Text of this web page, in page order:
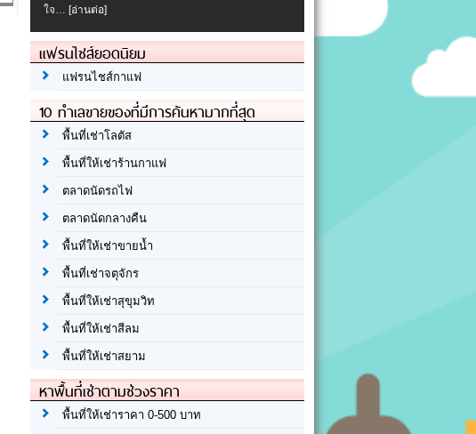
ใจ… [อ่านต่อ]
แฟรนไชส์ยอดนิยม
แฟรนไชส์กาแฟ
10 ทำเลขายของที่มีการค้นหามากที่สุด
พื้นที่เช่าโลตัส
พื้นที่ให้เช่าร้านกาแฟ
ตลาดนัดรถไฟ
ตลาดนัดกลางคืน
พื้นที่ให้เช่าขายน้ำ
พื้นที่เช่าจตุจักร
พื้นที่ให้เช่าสุขุมวิท
พื้นที่ให้เช่าสีลม
พื้นที่ให้เช่าสยาม
หาพื้นที่เช่าตามช่วงราคา
พื้นที่ให้เช่าราคา 0-500 บาท